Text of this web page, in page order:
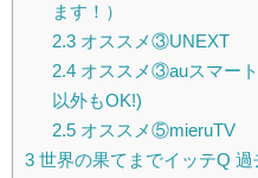
ます！）
2.3オススメ③UNEXT
2.4オススメ③auスマー
以外もOK!)
2.5オススメ⑤mieruTV
3 世界の果てまでイッテQ